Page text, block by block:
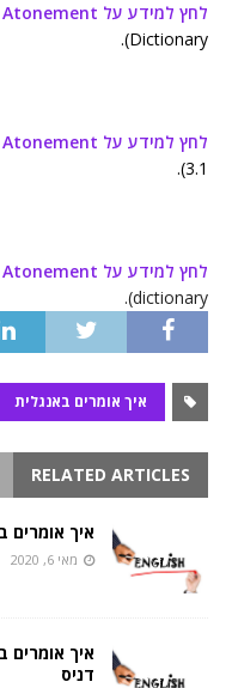
לחץ למידע על Atonement
Dictionary).
לחץ למידע על Atonement
3.1).
לחץ למידע על Atonement
dictionary).
איך אומרים באנגלית
RELATED ARTICLES
איך אומרים
מאי 6, 2020
איך אומרים
דניס